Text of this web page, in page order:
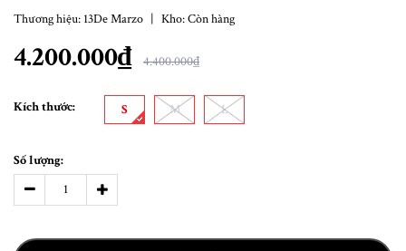
Thương hiệu: 13De Marzo | Kho:Còn hàng
4.200.000₫ 4.400.000₫
Kích thước: S M L
Số lượng: